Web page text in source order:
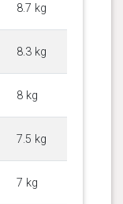
8.7 kg
8.3 kg
8 kg
7.5 kg
7 kg